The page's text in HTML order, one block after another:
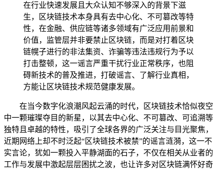
在行业快速发展且大众认知不够深入的背景下滋
生，区块链技术本身具有去中心化、不可篡改等特
性，在金融、供应链等诸多领域有广泛应用前景和
价值，监管层并非要禁止区块链，而是对打着区块
链幌子进行的非法集资、诈骗等违法违规行为予以
打击整顿，这一谣言严重干扰行业正常秩序，也阻
碍新技术的普及推进，打破谣言、了解行业真相，
方能让区块链技术规范健康发展。
在当今数字化浪潮风起云涌的时代，区块链技术恰似夜空
中一颗璀璨夺目的新星，以其去中心化、不可篡改、可追溯等
独特且卓越的特性，吸引了全球各界的广泛关注与目光聚焦，
近期网络上却不时泛起“区块链技术被禁”的谣言涟漪，这一不
实言论，犹如一颗投入平静湖面的石子，不仅在相关从业者的
工作与发展中激起层层困扰之波，也让许多对区块链满怀好奇